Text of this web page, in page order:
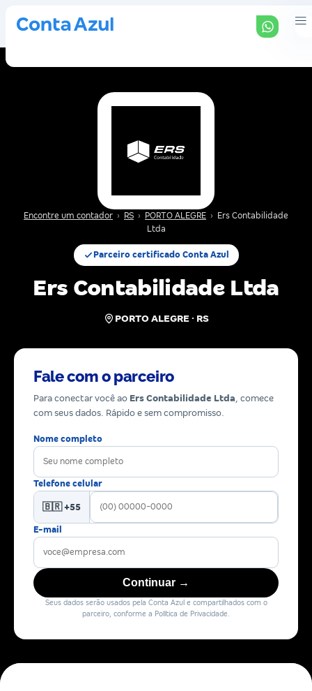
Encontre um contador › RS › PORTO ALEGRE ›
Ers Contabilidade
Ltda
Parceiro certificado Conta Azul
Ers Contabilidade Ltda
PORTO ALEGRE · RS
Fale com o parceiro
Para conectar você ao Ers Contabilidade Ltda, comece
com seus dados. Rápido e sem compromisso.
Nome completo
Telefone celular
🇧🇷 +55
E-mail
Continuar →
Seus dados serão usados pela Conta Azul e compartilhados com o
parceiro, conforme a Política de Privacidade.